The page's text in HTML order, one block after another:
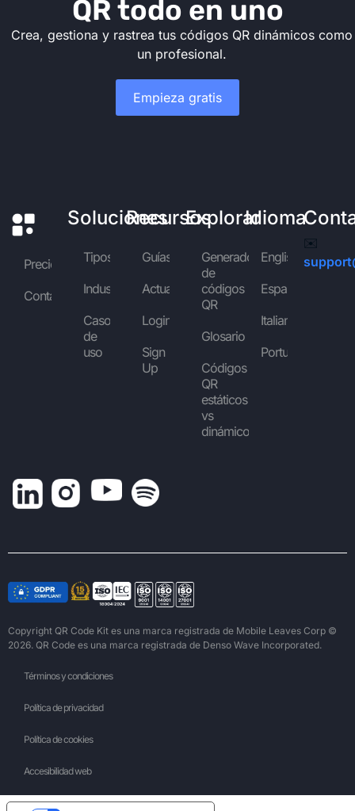
QR todo en uno
Crea, gestiona y rastrea tus códigos QR dinámicos como
un profesional.
Empieza gratis
Precios
Contáctanos
Soluciones
Tipos
Industrias
Casos
de
uso
Recursos
Guías
Actualidad
Login
Sign
Up
Explorar
Generador
de
códigos
QR
Glosario
Códigos
QR
estáticos
vs
dinámicos
Idioma
English
Español
Italiano
Português
✉️
Copyright QR Code Kit es una marca registrada de Mobile Leaves Corp ©
2026. QR Code es una marca registrada de Denso Wave Incorporated.
Términos y condiciones
Política de privacidad
Política de cookies
Accesibilidad web